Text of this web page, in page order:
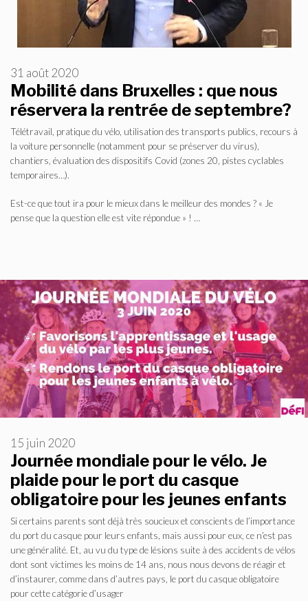
Mobilité dans Bruxelles : que nous
réservera la rentrée de septembre?
31 août 2020
Télétravail, pratique du vélo, utilisation des transports publics, recours à
la voiture personnelle (notamment pour se préserver du virus),
chantiers, évaluation des dispositifs Covid (zones 20, pistes cyclables
temporaires…).
Est-ce que tout ira pour le mieux dans le meilleur des mondes ? « Je
pense que la question elle est vite répondue » ! …
Journée mondiale pour le vélo. Je
plaide pour le port du casque
obligatoire pour les jeunes enfants
15 juin 2020
Si certains parents sont déjà très soucieux et conscients de l’importance
du port du casque pour leurs enfants, mais aussi pour eux, ce n’est pas
une généralité. Et, au vu du type de lésions suite à des accidents de vélos
dont sont victimes les moins de 14 ans, nous nous devons de réagir et
d’instaurer, comme dans d’autres pays, le port du casque obligatoire
pour cette catégorie d’usager